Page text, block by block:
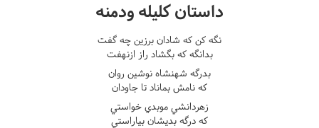
داستان کليله ودمنه
نگه کن که شادان برزين چه گفت
بدانگه که بگشاد راز ازنهفت
بدرگه شهنشاه نوشين روان
که نامش بماناد تا جاودان
زهردانشي موبدي خواستي
که درگه بديشان بياراستي